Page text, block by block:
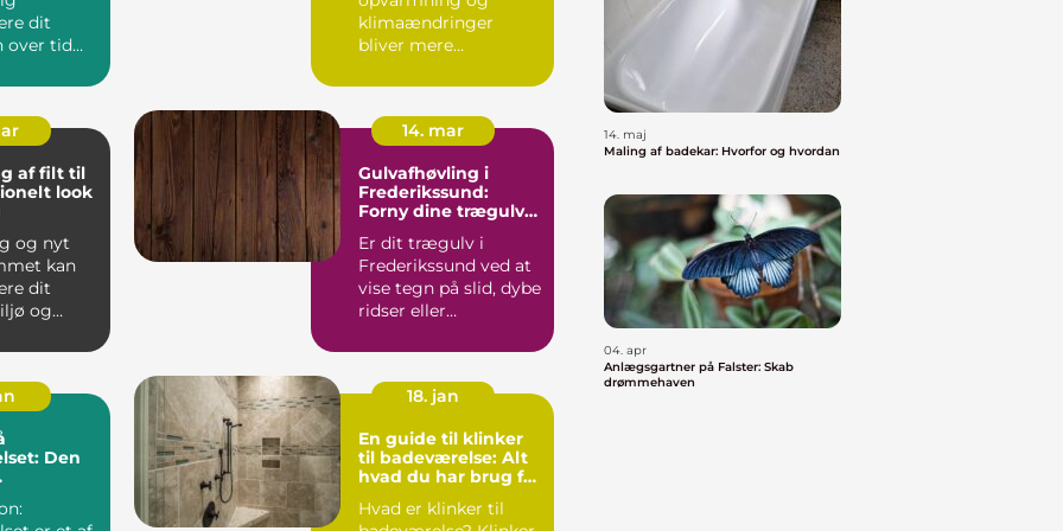
dit
over tid
klimaændringer
bliver mere
problemer, vender
menneske...
af filt til
look
og nyt
kan
dit
og
14. mar
Gulvafhøvling i
Frederikssund:
Forny dine trægulve
Er dit trægulv i
Frederikssund ved at
vise tegn på slid, dybe
ridser eller
Den
18. jan
En guide til klinker
til badeværelse: Alt
hvad du har brug for
Hvad er klinker til
14. maj
Maling af badekar: Hvorfor og hvordan
04. apr
Anlægsgartner på Falster: Skab
drømmehaven